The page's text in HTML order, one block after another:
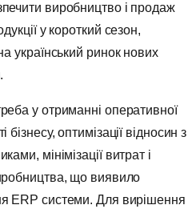
виробництво і продаж
у короткий сезон,
український ринок нових
у отриманні оперативної
оптимізації відносин з
мінімізації витрат і
що виявило
ERP системи. Для вирішення